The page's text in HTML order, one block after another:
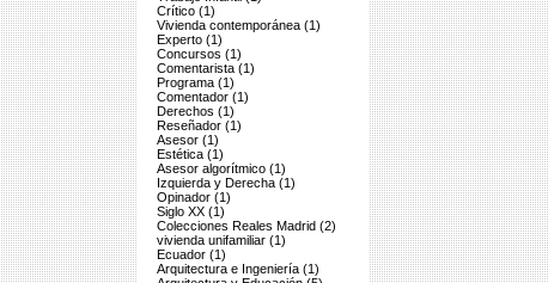
Crítico (1)
Vivienda contemporánea (1)
Experto (1)
Concursos (1)
Comentarista (1)
Programa (1)
Comentador (1)
Derechos (1)
Reseñador (1)
Asesor (1)
Estética (1)
Asesor algorítmico (1)
Izquierda y Derecha (1)
Opinador (1)
Siglo XX (1)
Colecciones Reales Madrid (2)
vivienda unifamiliar (1)
Ecuador (1)
Arquitectura e Ingeniería (1)